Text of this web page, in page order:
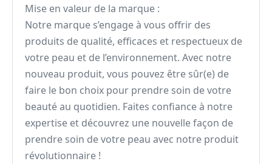
Mise en valeur de la marque :
Notre marque s’engage à vous offrir des
produits de qualité, efficaces et respectueux de
votre peau et de l’environnement. Avec notre
nouveau produit, vous pouvez être sûr(e) de
faire le bon choix pour prendre soin de votre
beauté au quotidien. Faites confiance à notre
expertise et découvrez une nouvelle façon de
prendre soin de votre peau avec notre produit
révolutionnaire !